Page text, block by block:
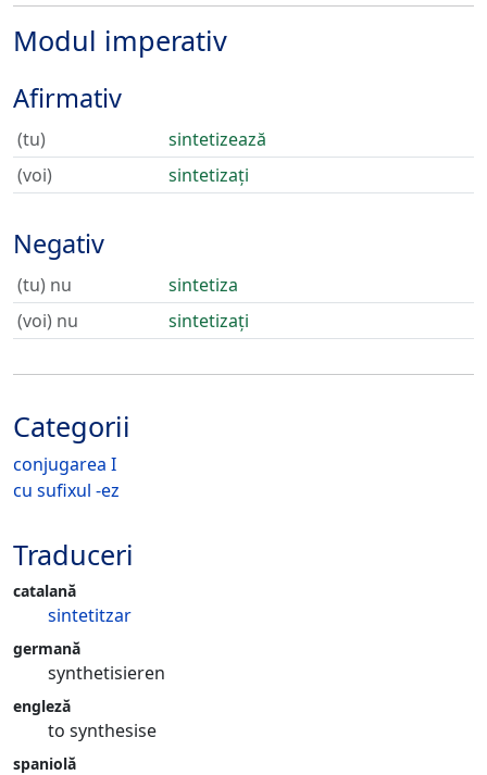
Modul imperativ
Afirmativ
(tu)
sintetizează
(voi)
sintetizați
Negativ
(tu) nu
sintetiza
(voi) nu
sintetizați
Categorii
conjugarea I
cu sufixul -ez
Traduceri
catalană
sintetitzar
germană
synthetisieren
engleză
to synthesise
spaniolă